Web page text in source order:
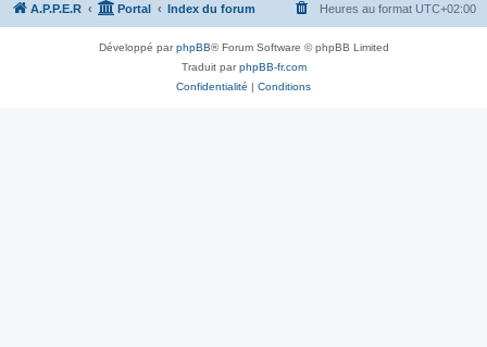
A.P.P.E.R Portal Index du forum Heures au format UTC+02:00
Développé parphpBB® Forum Software © phpBB Limited
Traduit parphpBB-fr.com
Confidentialité | Conditions